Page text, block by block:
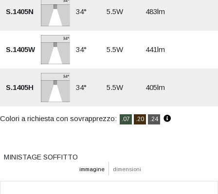
S.1405N 34° 5.5W 483lm
S.1405W 34° 5.5W 441lm
S.1405H 34° 5.5W 405lm
Colori a richiesta con sovrapprezzo: .07 .20 .24
immagine dimensioni
MINISTAGE SOFFITTO